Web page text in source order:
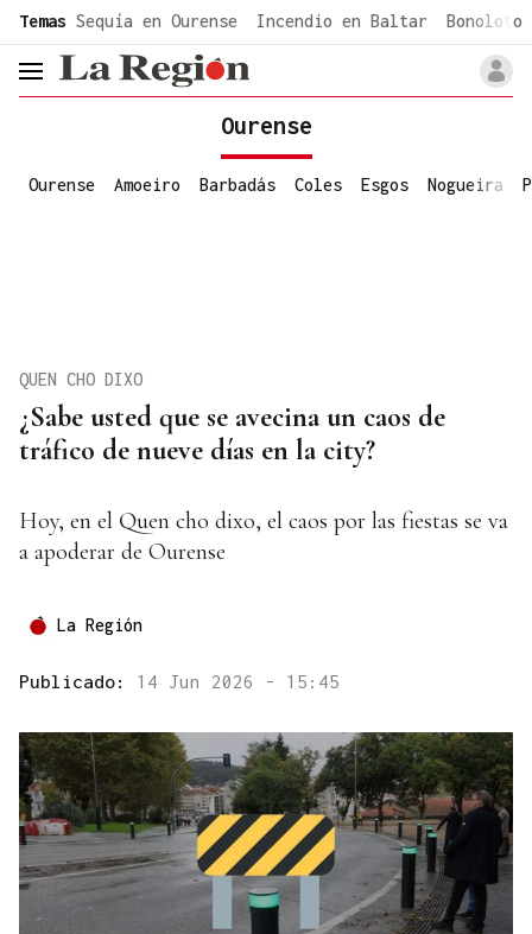
common.go-to-content
Temas Sequía en Ourense Incendio en Baltar Bonoloto
header.menu.open
Ourense
Ourense Amoeiro Barbadás Coles Esgos Nogueira
¿Sabe usted que se avecina un caos de
tráfico de nueve días en la city?
QUEN CHO DIXO
Hoy, en el Quen cho dixo, el caos por las fiestas se va
a apoderar de Ourense
La Región
Publicado: 14 Jun 2026 - 15:45